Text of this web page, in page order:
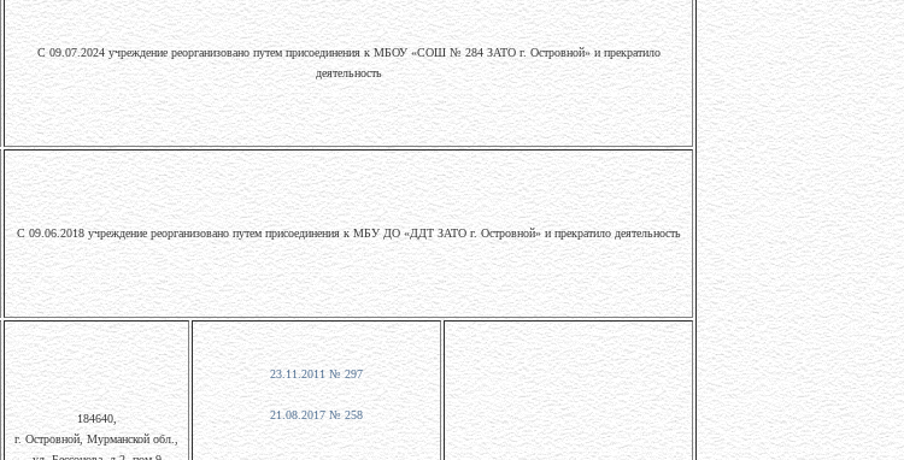
С 09.07.2024 учреждение реорганизовано путем присоединения к МБОУ «СОШ № 284 ЗАТО г. Островной» и прекратило
деятельность
С 09.06.2018 учреждение реорганизовано путем присоединения к МБУ ДО «ДДТ ЗАТО г. Островной» и прекратило деятельность
184640,
г. Островной, Мурманской обл.,
23.11.2011 № 297
21.08.2017 № 258